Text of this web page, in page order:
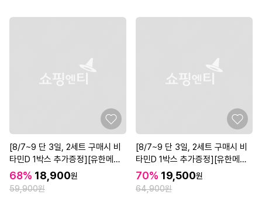
[8/7~9 단 3일, 2세트 구매시 비
타민D 1박스 추가증정][유한메디
카] 리포좀 비타민C 엔 탑 항산화
면역 케어 60정x3개(6개월)
68% 18,900원
59,900원
[8/7~9 단 3일, 2세트 구매시 비
타민D 1박스 추가증정][유한메디
카] 징코 플러스 엔 탑 혈행 기억력
케어 60정x3개(6개월분)
70% 19,500원
64,900원